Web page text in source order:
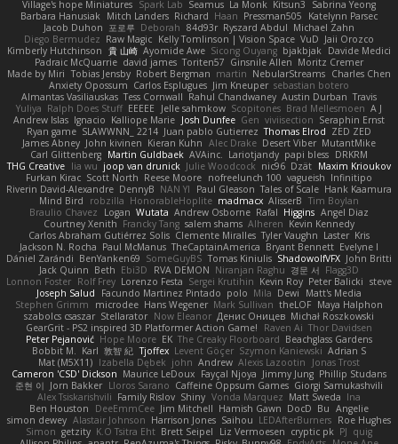
Village's hope Miniatures Spark Lab Seamus La Monk Kitsun3
Sabrina Yeong
Barbara Hanusiak
Mitch Landers Richard Haan Pressman505
Katelynn Parsec
Jacob Duhon 포로루 Deborah 84d93r Ryszard Abdul Michael Zahn
Diego Bermudez Raw Magic Kelly Tomlinson | Vision Space VuD Jaii Orozco
Kimberly Hutchinson 貴 山崎 Ayomide Awe Sicong Ouyang bjakbjak
Davide Medici
Padraic McQuarrie david james Toriten57 Ginsnile Allen Moritz Cremer
Made by Miri Tobias Jensby Robert Bergman martin NebularStreams Charles Chen
Anxiety Opossum Carlos Esplugues Jim Kneuper sebastian botero
Almantas Vasiliauskas Tess Cornwall Rahul Chandwaney Austin Durban Travis
Yuliya Ralph Does Stuff EEEEE Jelle sahmkow Scopitones Brad Mellesmoen A J
Andrew Islas Ignacio Kalliope Marie Josh Dunfee Gen viviisection Seraphin Ernst
Ryan game SLAWWNN_ 2214 Juan pablo Gutierrez Thomas Elrod ZED ZED
James Abney John kivinen Kieran Kuhn Alec Drake Desert Viber MutantMike
Carl Glittenberg Martin Guldbaek AVAinc. Lariotjandy papi bless DRKRM
THG Creative lia wu joop van drunick Julie Woodcock nic96 Dzät Maxim Krioukov
Furkan Kirac Scott North Reese Moore nofreelunch 100 vagueish Infinitipo
Riverin David-Alexandre DennyB NAN YI Paul Gleason Tales of Scale Hank Kaamura
Mind Bird
robzilla HonorableHoplite madmacx AlisserB Tim Boylan
Braulio Chavez
Logan Wutata Andrew Osborne Rafal Higgins Angel Diaz
Courtney Xenith Francky Tang salem shams Alheren Kevin Kennedy
Carlos Abraham Gutiérrez Solis Clemente Miralles Tyler Vaughn Laster Kris
Jackson N. Rocha Paul McManus TheCaptainAmerica Bryant Bennett Evelyne I
Dániel Zarándi BenYanken69 SomeGuyBS Tomas Kiniulis ShadowolfVFX John Britti
Jack Quinn Beth Ebi3D RVA DEMON Niranjan Raghu 경문 서 Flagg3D
Lonnon Foster Rolf Frey Lorenzo Festa Sergei Krutihin Kevin Roy Peter Balicki steve
Joseph Salud
Facundo Martinez Pintado polo Mila Dewi
Matt's Media
Stephen Grimm
microdee Hans Wegener Mark Sullivan theLOF Maya Halphon
szabolcs csaszar Stellarator Now Eleanor Денис Оницев Michał Roszkowski
GearGrit - PS2 inspired 3D Platformer Action Game!
Raven Ai Thor Davidsen
Peter Pejanović Hope Moore EK The Creaky Floorboard Beachglass Gardens
Bobbit M.
Karl 敦智 紀 Tjoffex Levent Göçer Szymon Kaniewski Adrian S
Mat (M5X11) Izabella Dębek john Andrew Alexis Lazootin
Jonas Trost
Cameron 'CSD' Dickson Maurice LeDoux Fayçal Njoya Jimmy Jung Phillip Studans
준현 이 Jorn Bakker Lloros Sarano Caffeine Oppsum Games Giorgi Samukashvili
Alex Tsiskarishvili Family Rislov Shiny Vonda Marquez Matt Sweda Ina
Ben Houston
DeeEmmCee Jim Mitchell Hamish Gawn DocD Bu Angelie
simon dewey Alastair Johnson Harrison Jones Saihou LEDAfterBurners Roe Hughes
Simon getzity K.O Tsitra Eht Brett Seipel Liz Vermoesen cryptic pk PJ quig